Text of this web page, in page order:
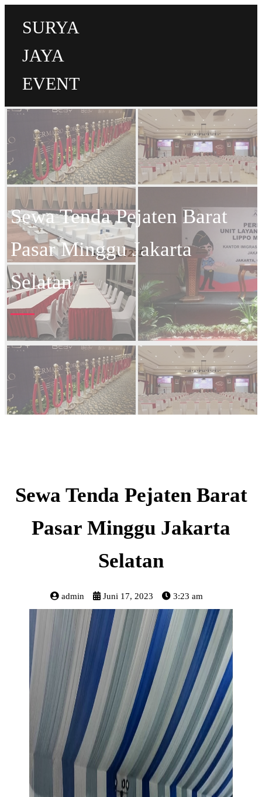
SURYA
JAYA
EVENT
Sewa Tenda Pejaten Barat
Pasar Minggu Jakarta
Selatan
Sewa Tenda Pejaten Barat
Pasar Minggu Jakarta
Selatan
admin Juni 17, 2023 3:23 am